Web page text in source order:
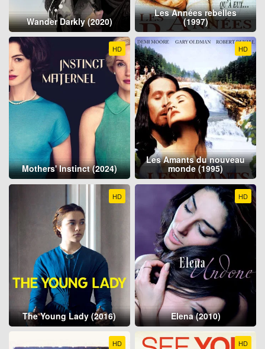
Wander Darkly (2020)
Les Années rebelles
(1997)
HD
Mothers' Instinct (2024)
HD
Les Amants du nouveau
monde (1995)
HD
The Young Lady (2016)
HD
Elena (2010)
HD HD